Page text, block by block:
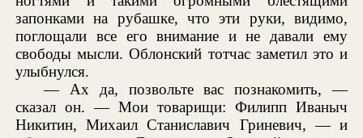
запонками на рубашке, что эти руки, видимо,
поглощали все его внимание и не давали ему
свободы мысли. Облонский тотчас заметил это и
улыбнулся.
— Ах да, позвольте вас познакомить, —
сказал он. — Мои товарищи: Филипп Иваныч
Никитин, Михаил Станиславич Гриневич, — и